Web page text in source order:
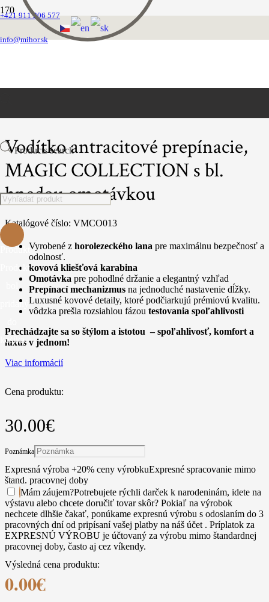
+421 911 206 577
info@mihor.sk
Products search
Produkt
Produkt
pridaný
košíka.
Domovská stránka
SÉRIA MAGIC COLLECTION
Magic Collection vôdzky s omotávkov
Vodítko antracitové prepínacie,
MAGIC COLLECTION s bl.
hnedou omotávkou
Katalógové číslo: VMCO013
Vyrobené z horolezeckého lana pre maximálnu bezpečnosť a
odolnosť.
kovová kliešťová karabina
Omotávka pre pohodlné držanie a elegantný vzhľad
Prepínací mechanizmus na jednoduché nastavenie dĺžky.
Luxusné kovové detaily, ktoré podčiarkujú prémiovú kvalitu.
vôdzka prešla rozsiahlou fázou testovania spoľahlivosti
Prechádzajte sa so štýlom a istotou – spoľahlivosť, komfort a
luxus v jednom!
Viac informácií
Cena produktu:
30.00€
Poznámka
Expresná výroba +20% ceny výrobkuExpresné spracovanie mimo
štand. pracovnej doby
Mám záujem?Potrebujete rýchli darček k narodeninám, idete na
výstavu alebo chcete doručiť tovar skôr? Pokiaľ na výrobok
nechcete dlhšie čakať, ponúkame expresnú výrobu s odoslaním do 3
pracovných dní od pripísaní vašej platby na náš účet . Príplatok za
EXPRESNÚ VÝROBU je účtovaný za výrobu mimo štandardnej
pracovnej doby, často aj cez víkendy.
Výsledná cena produktu:
0.00€